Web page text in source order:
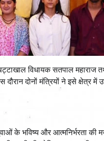
विधायक सतपाल महाराज
दोनों मंत्रियों ने इसे क्षेत्र में
के भविष्य और आत्मनिर्भरता की